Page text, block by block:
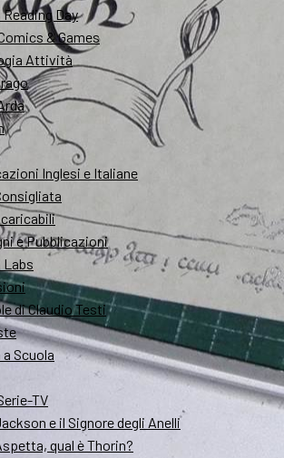
Day
& Games
Attività
Inglesi e Italiane
e Pubblicazioni
Labs
di Claudio Testi
Scuola
TV
e il Signore degli Anelli
qual è Thorin?